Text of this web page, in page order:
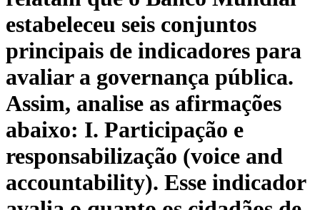
estabeleceu seis conjuntos
principais de indicadores para
avaliar a governança pública.
Assim, analise as afirmações
abaixo: I. Participação e
responsabilização (voice and
accountability). Esse indicador